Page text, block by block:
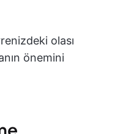
olası
önemini